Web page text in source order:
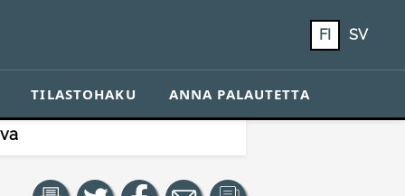
FI SV
TILASTOHAKU ANNA PALAUTETTA